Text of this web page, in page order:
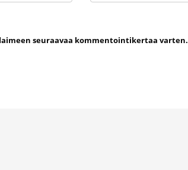
seuraavaa kommentointikertaa varten.